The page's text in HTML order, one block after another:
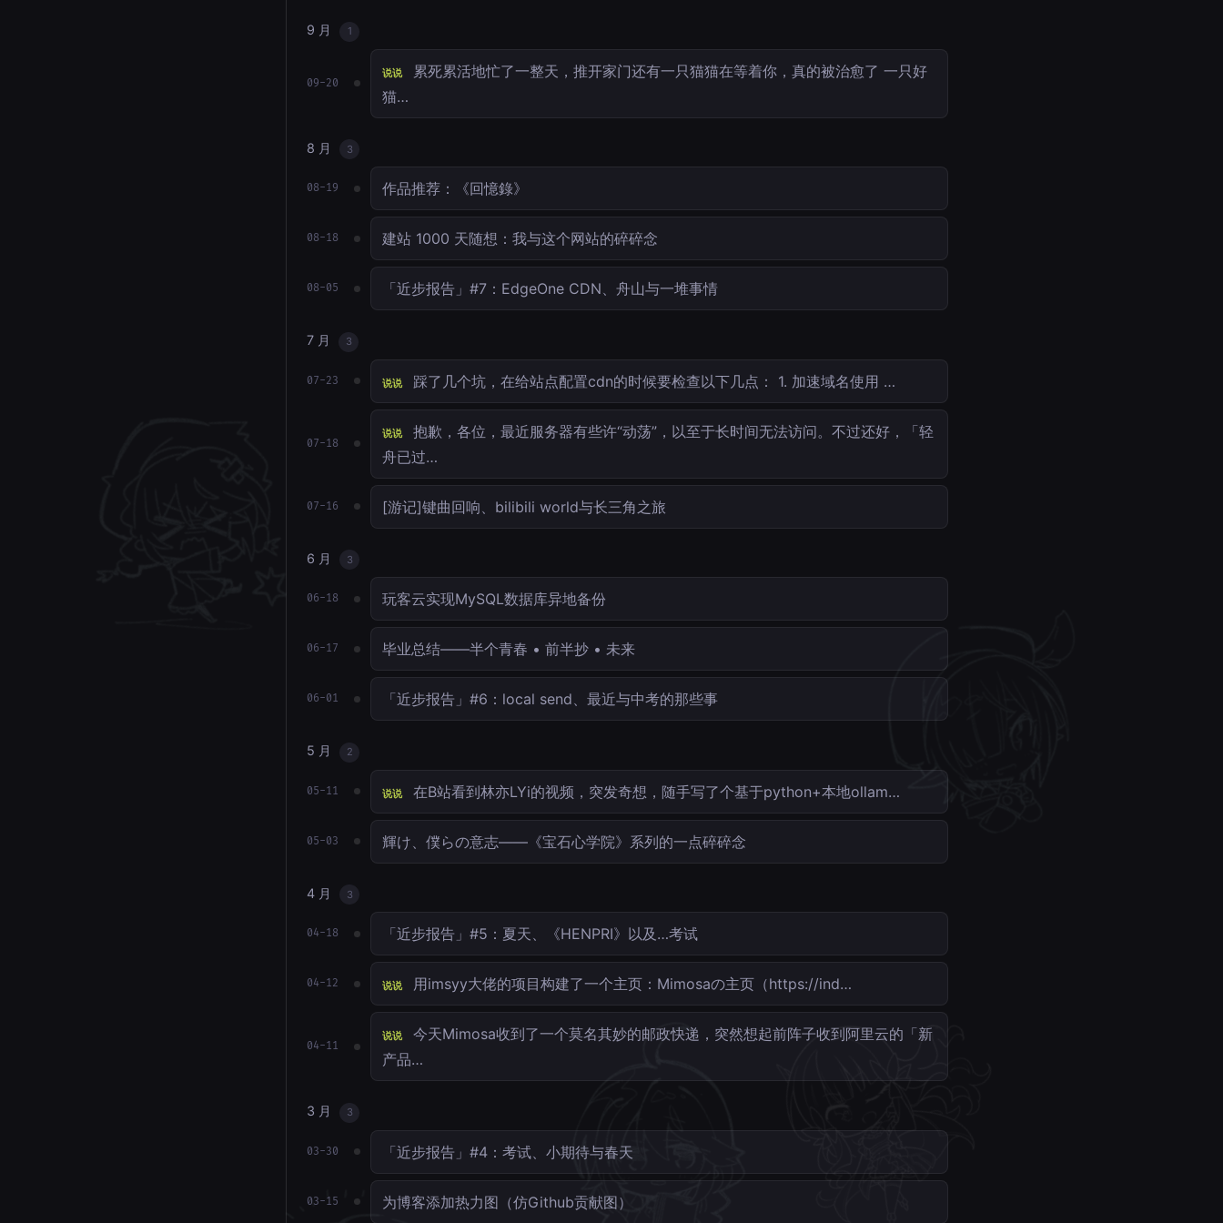
9 月 1
09-20
说说
累死累活地忙了一整天，推开家门还有一只猫猫在等着你，真的被治愈了 一只好
猫…
8 月 3
08-19 作品推荐：《回憶錄》
08-18 建站 1000 天随想：我与这个网站的碎碎念
08-05 「近步报告」#7：EdgeOne CDN、舟山与一堆事情
7 月 3
07-23 说说 踩了几个坑，在给站点配置cdn的时候要检查以下几点： 1. 加速域名使用 …
07-18
说说
抱歉，各位，最近服务器有些许“动荡”，以至于长时间无法访问。不过还好，「轻
舟已过…
07-16 [游记]键曲回响、bilibili world与长三角之旅
6 月 3
06-18 玩客云实现MySQL数据库异地备份
06-17 毕业总结——半个青春 • 前半抄 • 未来
06-01 「近步报告」#6：local send、最近与中考的那些事
5 月 2
05-11 说说 在B站看到林亦LYi的视频，突发奇想，随手写了个基于python+本地ollam…
05-03 輝け、僕らの意志——《宝石心学院》系列的一点碎碎念
4 月 3
04-18 「近步报告」#5：夏天、《HENPRI》以及…考试
04-12 说说 用imsyy大佬的项目构建了一个主页：Mimosaの主页（https://ind…
04-11
说说
今天Mimosa收到了一个莫名其妙的邮政快递，突然想起前阵子收到阿里云的「新
产品…
3 月 3
03-30 「近步报告」#4：考试、小期待与春天
03-15 为博客添加热力图（仿Github贡献图）